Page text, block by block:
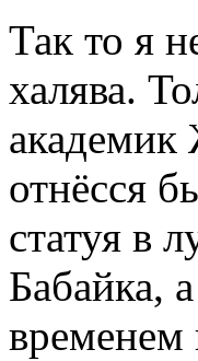
Так то я
халява.
академик
отнёсся
статуя в
Бабайка,
временем